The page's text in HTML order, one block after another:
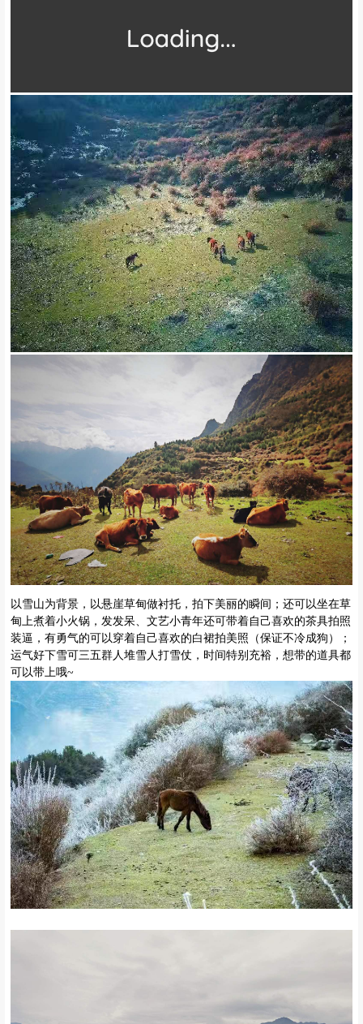
以雪山为背景，以悬崖草甸做衬托，拍下美丽的瞬间；还可以坐在草
甸上煮着小火锅，发发呆、文艺小青年还可带着自己喜欢的茶具拍照